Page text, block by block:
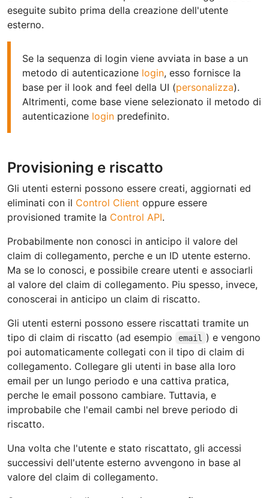
eseguite subito prima della creazione dell'utente
esterno.
Se la sequenza di login viene avviata in base a un
metodo di autenticazione login, esso fornisce la
base per il look and feel della UI (personalizza).
Altrimenti, come base viene selezionato il metodo di
autenticazione login predefinito.
Provisioning e riscatto
Gli utenti esterni possono essere creati, aggiornati ed
eliminati con il Control Client oppure essere
provisioned tramite la Control API.
Probabilmente non conosci in anticipo il valore del
claim di collegamento, perche e un ID utente esterno.
Ma se lo conosci, e possibile creare utenti e associarli
al valore del claim di collegamento. Piu spesso, invece,
conoscerai in anticipo un claim di riscatto.
Gli utenti esterni possono essere riscattati tramite un
tipo di claim di riscatto (ad esempio
email
) e vengono
poi automaticamente collegati con il tipo di claim di
collegamento. Collegare gli utenti in base alla loro
email per un lungo periodo e una cattiva pratica,
perche le email possono cambiare. Tuttavia, e
improbabile che l'email cambi nel breve periodo di
riscatto.
Una volta che l'utente e stato riscattato, gli accessi
successivi dell'utente esterno avvengono in base al
valore del claim di collegamento.